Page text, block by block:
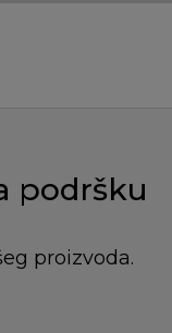
podršku
proizvoda.